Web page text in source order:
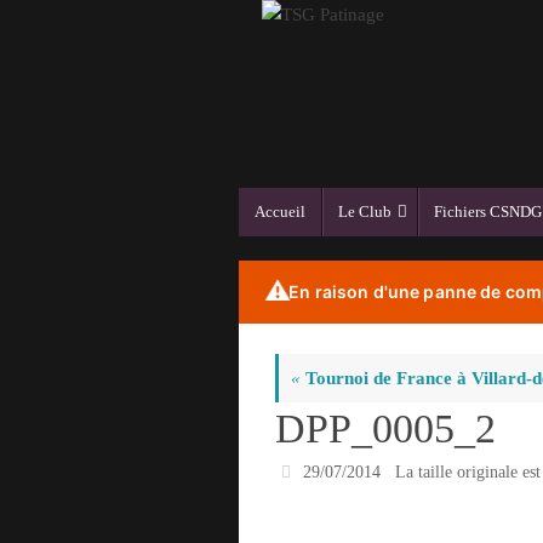
Accueil Le Club Fichiers CSNDG
⚠️En raison d'une panne de
« Tournoi de France à Villard-
DPP_0005_2
29/07/2014 La taille originale